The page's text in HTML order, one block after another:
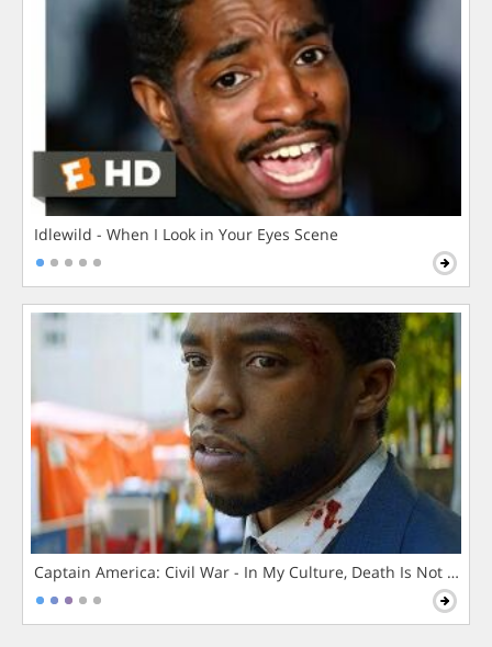
Idlewild - When I Look in Your Eyes Scene
Captain America: Civil War - In My Culture, Death Is Not The